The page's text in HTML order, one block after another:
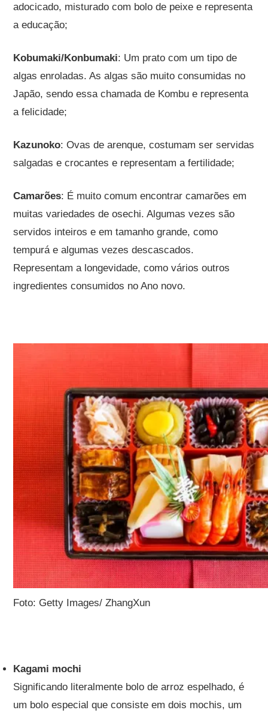
adocicado, misturado com bolo de peixe e representa
a educação;
Kobumaki/Konbumaki: Um prato com um tipo de
algas enroladas. As algas são muito consumidas no
Japão, sendo essa chamada de Kombu e representa
a felicidade;
Kazunoko: Ovas de arenque, costumam ser servidas
salgadas e crocantes e representam a fertilidade;
Camarões: É muito comum encontrar camarões em
muitas variedades de osechi. Algumas vezes são
servidos inteiros e em tamanho grande, como
tempurá e algumas vezes descascados.
Representam a longevidade, como vários outros
ingredientes consumidos no Ano novo.
Foto: Getty Images/ ZhangXun
Kagami mochi
Significando literalmente bolo de arroz espelhado, é
um bolo especial que consiste em dois mochis, um